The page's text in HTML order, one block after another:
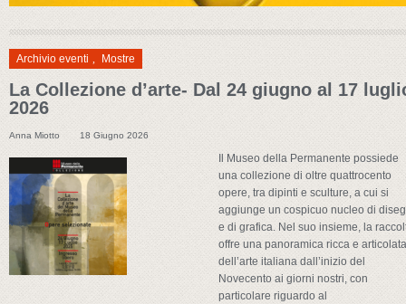
Archivio eventi , Mostre
La Collezione d’arte- Dal 24 giugno al 17
2026
Anna Miotto 18 Giugno 2026
Il Museo della Permanente possiede
una collezione di oltre quattrocento
opere, tra dipinti e sculture, a cui si
aggiunge un cospicuo nucleo di
e di grafica. Nel suo insieme, la
offre una panoramica ricca e
dell’arte italiana dall’inizio del
Novecento ai giorni nostri, con
particolare riguardo al